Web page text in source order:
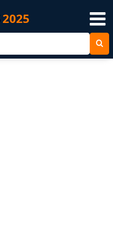
2025